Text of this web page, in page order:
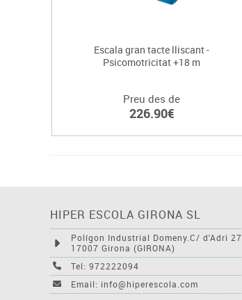
Escala gran tacte lliscant -
Psicomotricitat +18 m
Preu des de
226.90€
HIPER ESCOLA GIRONA SL
Polígon Industrial Domeny.C/ d'Adri 27
17007 Girona (GIRONA)
Tel: 972222094
Email: info@hiperescola.com